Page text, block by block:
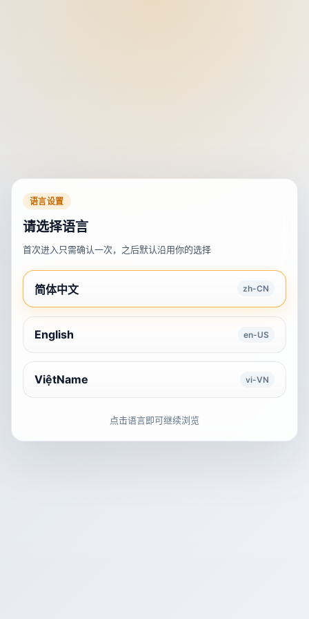
语言设置
请选择语言
首次进入只需确认一次，之后默认沿用你的选择
简体中文 zh-CN
English en-US
ViệtName vi-VN
点击语言即可继续浏览